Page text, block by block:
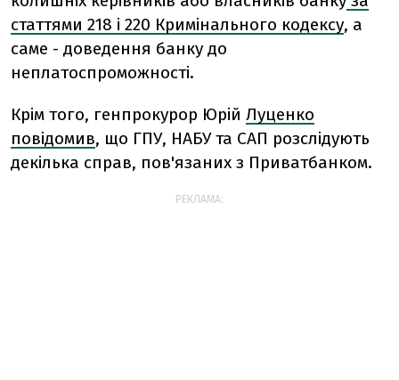
статтями 218 і 220 Кримінального кодексу, а
саме - доведення банку до
неплатоспроможності.
Крім того, генпрокурор Юрій Луценко
повідомив, що ГПУ, НАБУ та САП розслідують
декілька справ, пов'язаних з Приватбанком.
РЕКЛАМА: